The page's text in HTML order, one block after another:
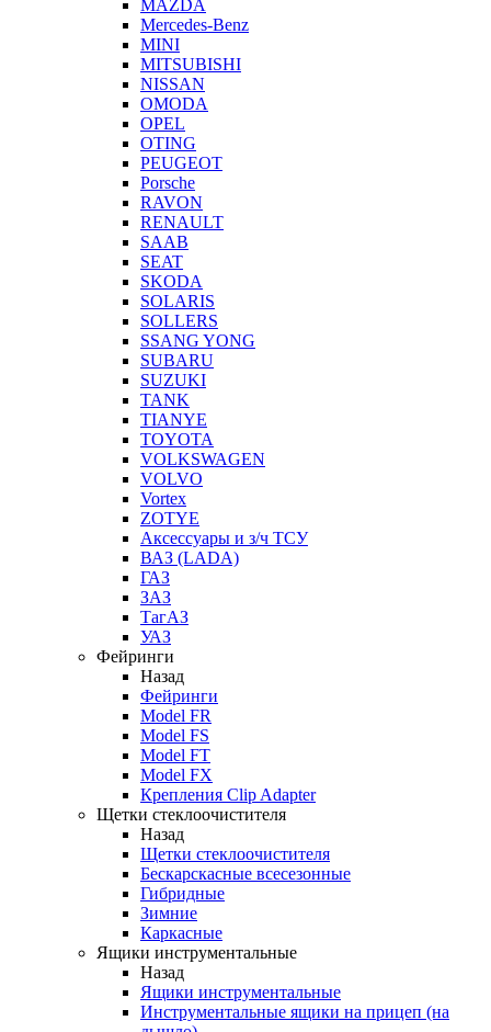
MAZDA
Mercedes-Benz
MINI
MITSUBISHI
NISSAN
OMODA
OPEL
OTING
PEUGEOT
Porsche
RAVON
RENAULT
SAAB
SEAT
SKODA
SOLARIS
SOLLERS
SSANG YONG
SUBARU
SUZUKI
TANK
TIANYE
TOYOTA
VOLKSWAGEN
VOLVO
Vortex
ZOTYE
Аксессуары и з/ч ТСУ
ВАЗ (LADA)
ГАЗ
ЗАЗ
ТагАЗ
УАЗ
Фейринги
Назад
Фейринги
Model FR
Model FS
Model FT
Model FX
Крепления Clip Adapter
Щетки стеклоочистителя
Назад
Щетки стеклоочистителя
Бескарскасные всесезонные
Гибридные
Зимние
Каркасные
Ящики инструментальные
Назад
Ящики инструментальные
Инструментальные ящики на прицеп (на